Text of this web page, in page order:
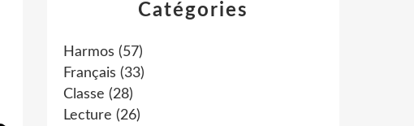
Catégories
Harmos (57)
Français (33)
Classe (28)
Lecture (26)